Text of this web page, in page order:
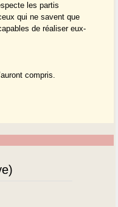
les partis
qui ne savent que
de réaliser eux-
compris.